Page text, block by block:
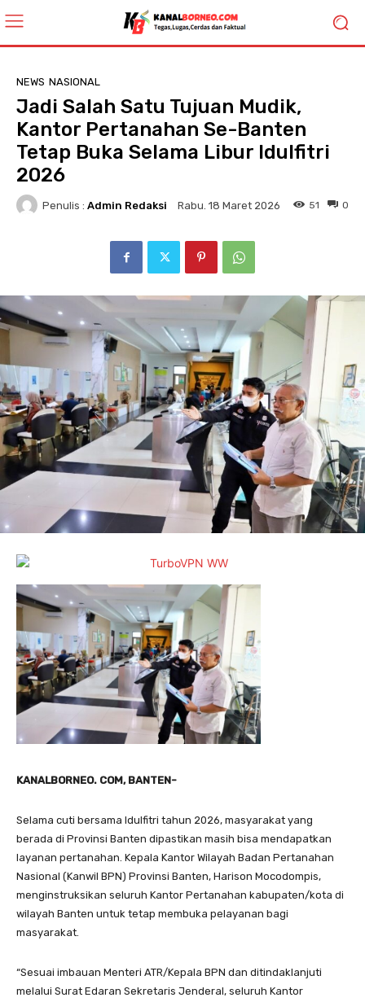
NEWS NASIONAL
Jadi Salah Satu Tujuan Mudik,
Kantor Pertanahan Se-Banten
Tetap Buka Selama Libur Idulfitri
2026
Penulis : Admin Redaksi Rabu. 18 Maret 2026 0
51
KANALBORNEO. COM, BANTEN-
Selama cuti bersama Idulfitri tahun 2026, masyarakat yang
berada di Provinsi Banten dipastikan masih bisa mendapatkan
layanan pertanahan. Kepala Kantor Wilayah Badan Pertanahan
Nasional (Kanwil BPN) Provinsi Banten, Harison Mocodompis,
menginstruksikan seluruh Kantor Pertanahan kabupaten/kota di
wilayah Banten untuk tetap membuka pelayanan bagi
masyarakat.
“Sesuai imbauan Menteri ATR/Kepala BPN dan ditindaklanjuti
melalui Surat Edaran Sekretaris Jenderal, seluruh Kantor